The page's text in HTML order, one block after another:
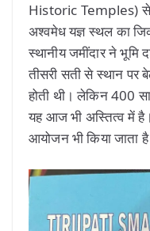
Historic Temples) से
अश्वमेध यज्ञ स्थल का
स्थानीय जमींदार ने भूमि
तीसरी सती से स्थान पर
होती थी। लेकिन 400
यह आज भी अस्तित्व में
आयोजन भी किया जाता